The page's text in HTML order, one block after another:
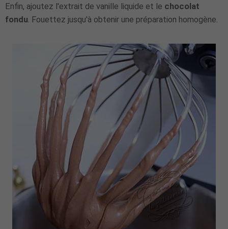
Enfin, ajoutez l'extrait de vanille liquide et le chocolat
fondu . Fouettez jusqu'à obtenir une préparation homogène.